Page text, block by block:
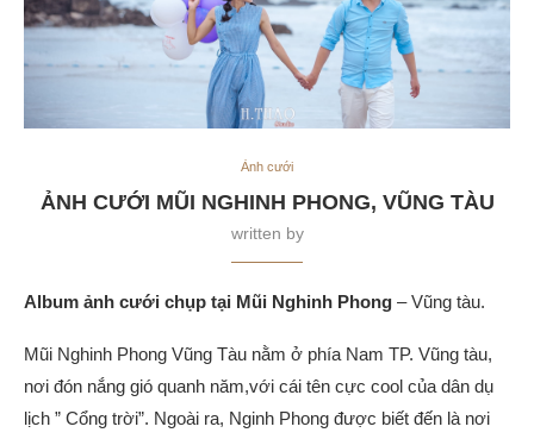
Ảnh cưới
ẢNH CƯỚI MŨI NGHINH PHONG, VŨNG TÀU
written by
Album ảnh cưới chụp tại Mũi Nghinh Phong – Vũng tàu.
Mũi Nghinh Phong Vũng Tàu nằm ở phía Nam TP. Vũng tàu,
nơi đón nắng gió quanh năm,với cái tên cực cool của dân dụ
lịch ” Cổng trời”. Ngoài ra, Nginh Phong được biết đến là nơi